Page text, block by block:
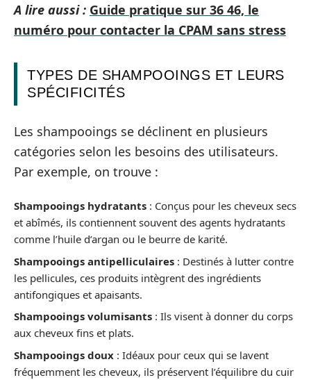
A lire aussi : Guide pratique sur 36 46, le
numéro pour contacter la CPAM sans stress
TYPES DE SHAMPOOINGS ET LEURS
SPÉCIFICITÉS
Les shampooings se déclinent en plusieurs
catégories selon les besoins des utilisateurs.
Par exemple, on trouve :
Shampooings hydratants : Conçus pour les cheveux secs
et abîmés, ils contiennent souvent des agents hydratants
comme l’huile d’argan ou le beurre de karité.
Shampooings antipelliculaires : Destinés à lutter contre
les pellicules, ces produits intègrent des ingrédients
antifongiques et apaisants.
Shampooings volumisants : Ils visent à donner du corps
aux cheveux fins et plats.
Shampooings doux : Idéaux pour ceux qui se lavent
fréquemment les cheveux, ils préservent l’équilibre du cuir